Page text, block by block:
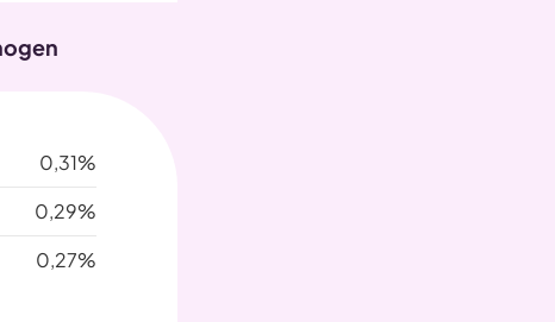
0,31%
0,29%
0,27%